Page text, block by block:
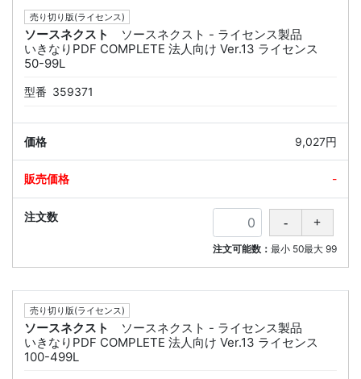
売り切り版(ライセンス)
ソースネクスト
ソースネクスト - ライセンス製品
いきなりPDF COMPLETE 法人向け Ver.13 ライセンス
50-99L
型番 359371
9,027円
-
注文可能数： 最小 50最大 99
売り切り版(ライセンス)
ソースネクスト
ソースネクスト - ライセンス製品
いきなりPDF COMPLETE 法人向け Ver.13 ライセンス
100-499L